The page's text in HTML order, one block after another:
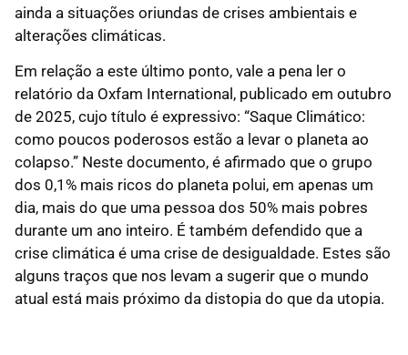
ainda a situações oriundas de crises ambientais e
alterações climáticas.
Em relação a este último ponto, vale a pena ler o
relatório da Oxfam International, publicado em outubro
de 2025, cujo título é expressivo: “Saque Climático:
como poucos poderosos estão a levar o planeta ao
colapso.” Neste documento, é afirmado que o grupo
dos 0,1% mais ricos do planeta polui, em apenas um
dia, mais do que uma pessoa dos 50% mais pobres
durante um ano inteiro. É também defendido que a
crise climática é uma crise de desigualdade. Estes são
alguns traços que nos levam a sugerir que o mundo
atual está mais próximo da distopia do que da utopia.